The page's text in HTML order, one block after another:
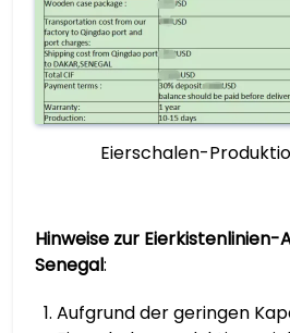
Eierschalen-
Hinweise zur Eierkistenlinien-
Senegal:
Aufgrund der geringen